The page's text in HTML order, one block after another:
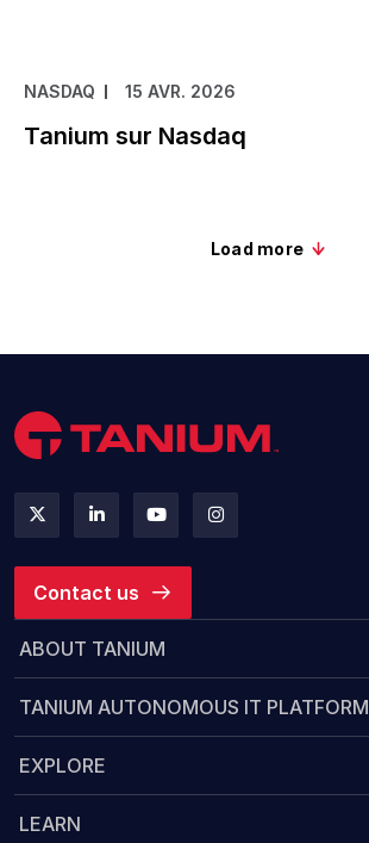
NASDAQ 15 AVR. 2026
Tanium sur Nasdaq
Load more
Contact us
ABOUT TANIUM
TANIUM AUTONOMOUS IT PLATFORM
EXPLORE
LEARN